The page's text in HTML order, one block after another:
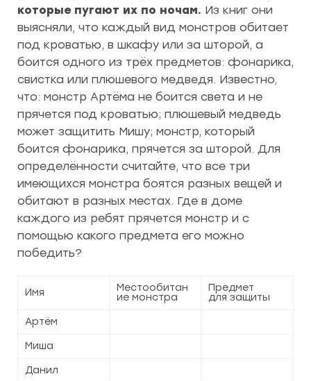
которые пугают их по ночам. Из книг они
выясняли, что каждый вид монстров обитает
под кроватью, в шкафу или за шторой, а
боится одного из трёх предметов: фонарика,
свистка или плюшевого медведя. Известно,
что: монстр Артёма не боится света и не
прячется под кроватью; плюшевый медведь
может защитить Мишу; монстр, который
боится фонарика, прячется за шторой. Для
определённости считайте, что все три
имеющихся монстра боятся разных вещей и
обитают в разных местах. Где в доме
каждого из ребят прячется монстр и с
помощью какого предмета его можно
победить?
Имя
Местообитан
ие монстра
Предмет
для защиты
Артём
Миша
Данил